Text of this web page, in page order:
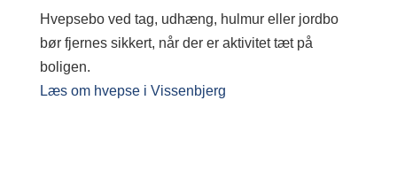
Hvepsebo ved tag, udhæng, hulmur eller jordbo
bør fjernes sikkert, når der er aktivitet tæt på
boligen.
Læs om hvepse i Vissenbjerg